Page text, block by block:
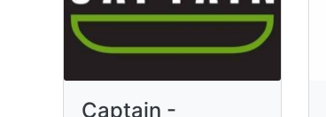
Captain -